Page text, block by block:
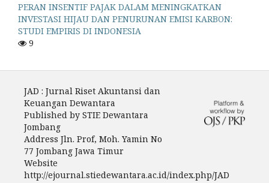
PERAN INSENTIF PAJAK DALAM MENINGKATKAN
INVESTASI HIJAU DAN PENURUNAN EMISI KARBON:
STUDI EMPIRIS DI INDONESIA
9
JAD : Jurnal Riset Akuntansi dan
Keuangan Dewantara
Published by STIE Dewantara
Jombang
Address Jln. Prof, Moh. Yamin No
77 Jombang Jawa Timur
Website
http://ejournal.stiedewantara.ac.id/index.php/JAD